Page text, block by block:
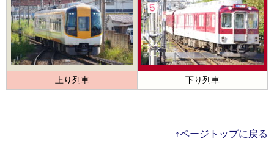
上り列車 下り列車
↑ページトップに戻る